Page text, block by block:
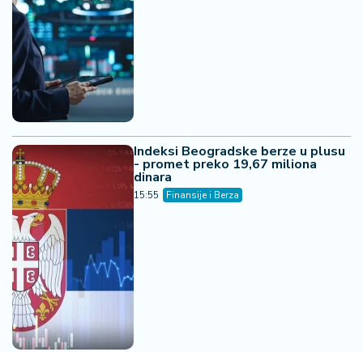
Indeksi Beogradske berze u plusu
- promet preko 19,67 miliona
dinara
15:55 Finansije i Berza